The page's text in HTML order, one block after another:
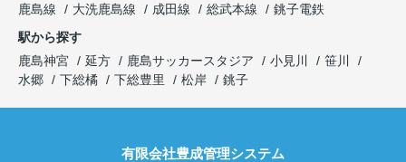
鹿島線
大洗鹿島線 成田線 総武本線
銚子電鉄
駅から探す
鹿島神宮
延方 鹿島サッカースタジア 小見川
笹川
水郷
下総橘 下総豊里 松岸 銚子
有限会社豊成管理システム